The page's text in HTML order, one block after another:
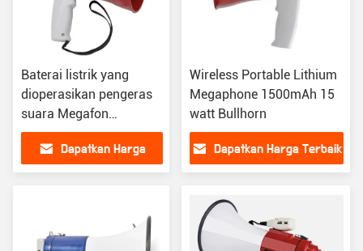
Baterai listrik yang
dioperasikan pengeras
suara Megafon
Pengeras Suara Luar
Ruangan ABS Housing
Dapatkan Harga
Wireless Portable Lithium
Megaphone 1500mAh 15
watt Bullhorn
Dapatkan Harga Terbaik